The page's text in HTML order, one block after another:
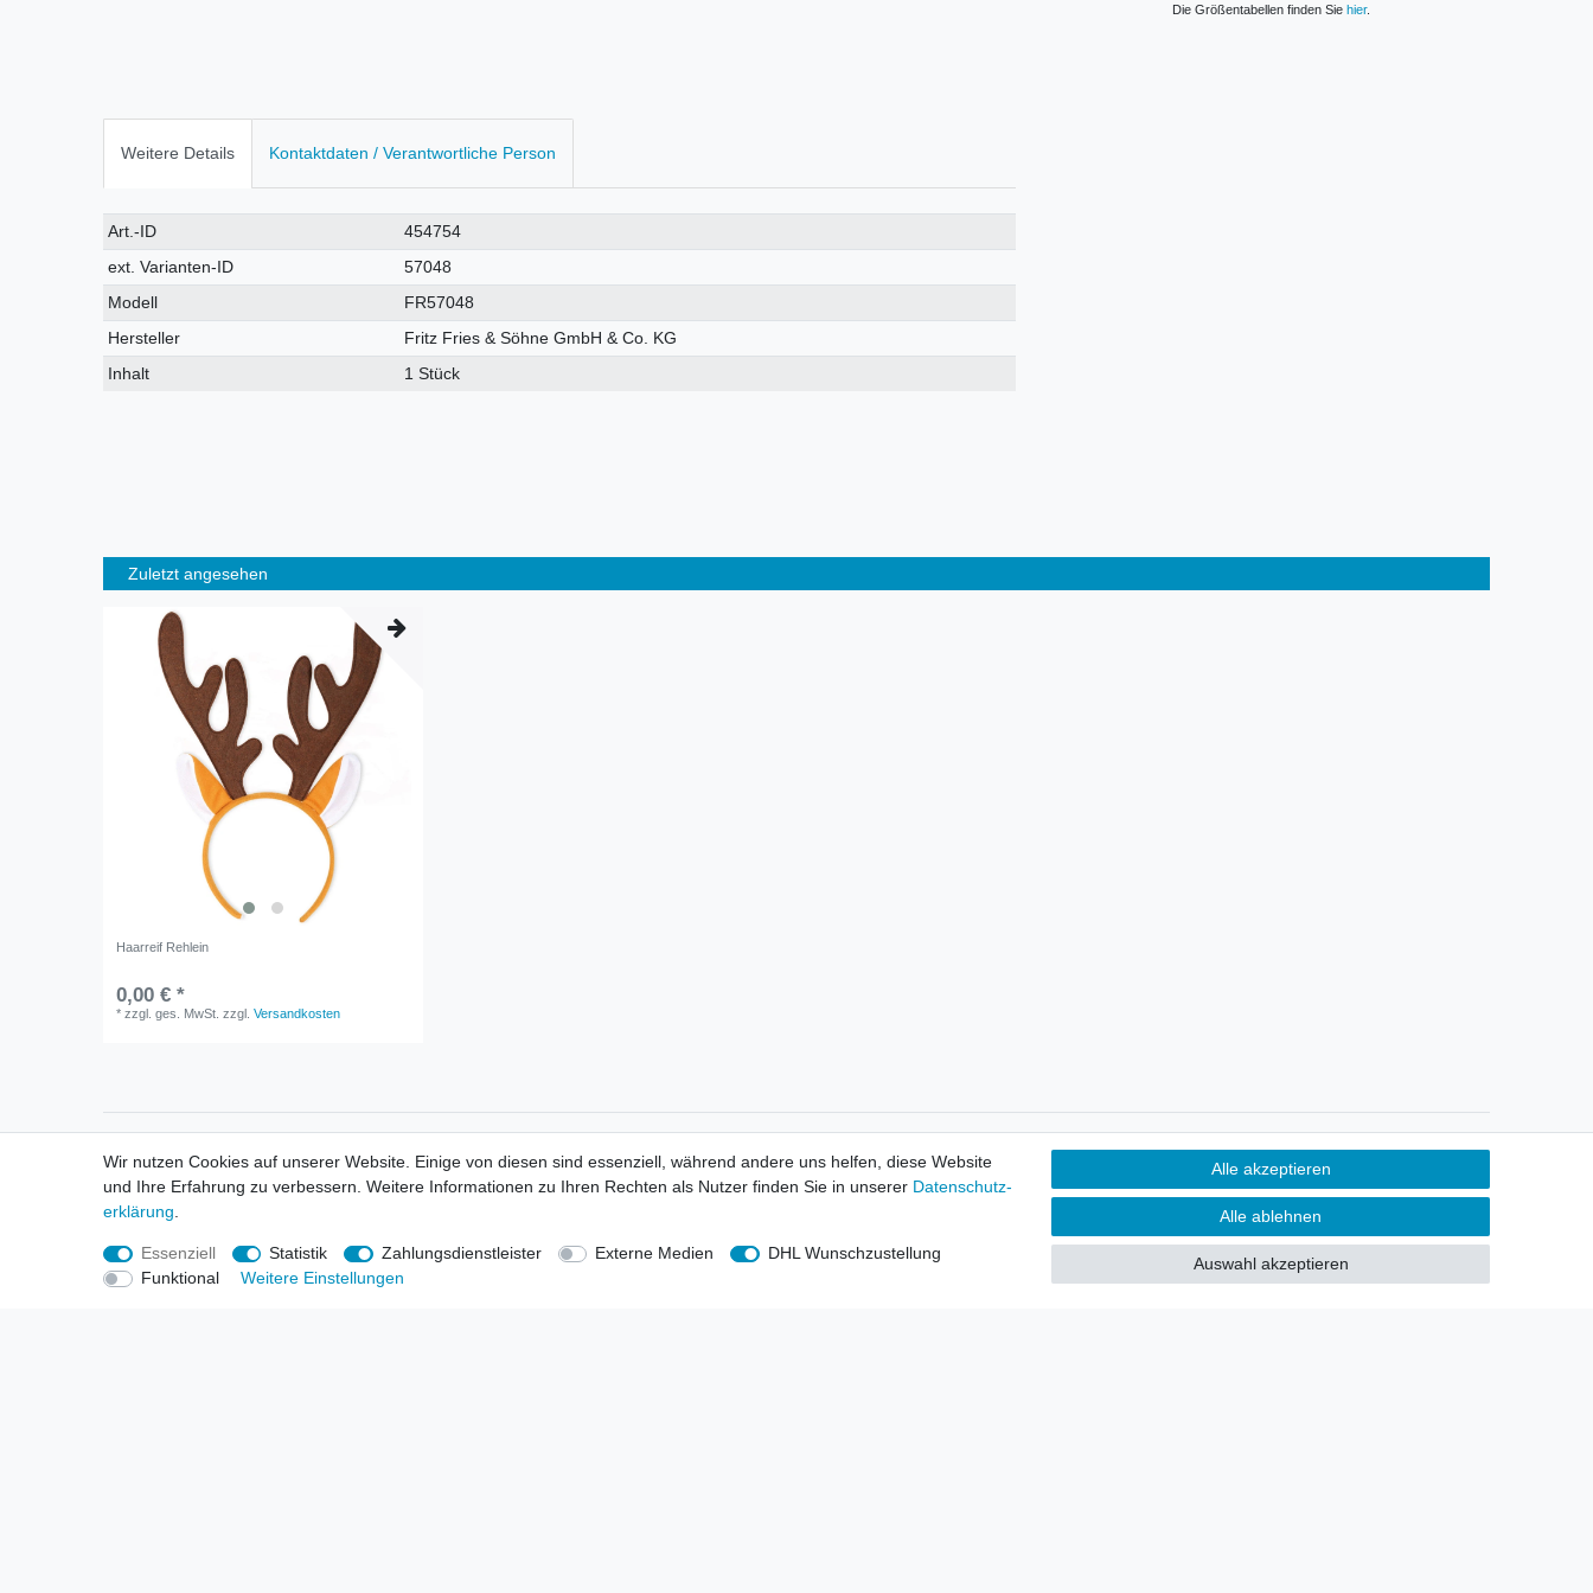
Die Größentabellen finden Sie hier.
Weitere Details Kontaktdaten / Verantwortliche Person
Technisches
Merkmal
Wert
Art.-ID
454754
ext. Varianten-ID
57048
Modell
FR57048
Hersteller
Fritz Fries & Söhne GmbH & Co. KG
Inhalt
1 Stück
Zuletzt angesehen
Haarreif Rehlein
0,00 € *
*zzgl. ges. MwSt. zzgl.Versandkosten
Informationen
Neukunden / New Accounts
Zahlung
Versandkosten
Entsorgungs- & Umweltbestimmungen
Größentabellen
Informationen
Händlerbund - rechtssicher verkaufen
Produkt-Kataloge
Über uns
Wir versenden mit
Sie möchten über neu eingetroffene
Lagerware oder Neuheiten
allgemein informiert werden?
Wir nutzen Cookies auf unserer Website. Einige von diesen sind essenziell, während andere uns helfen, diese Website
und Ihre Erfahrung zu verbessern. Weitere Informationen zu Ihren Rechten als Nutzer finden Sie in unserer Daten­schutz­
erklärung
Essenziell Statistik Zahlungsdienstleister Externe Medien
DHL Wunschzustellung
Funktional
Weitere Einstellungen
Alle akzeptieren
Alle ablehnen
Auswahl akzeptieren